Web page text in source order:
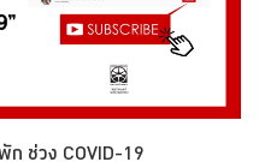
ก ช่วง COVID-19